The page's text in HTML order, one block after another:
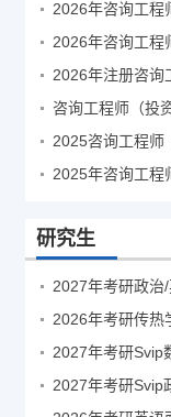
2026年注册咨询
咨询工程师（投
研究生
2027年考研政治/
2026年考研传热
2027年考研Svip
2027年考研Svip